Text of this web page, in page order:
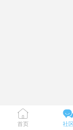

首页 社